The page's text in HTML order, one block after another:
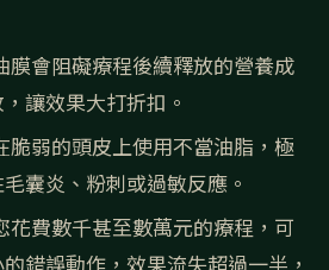
膜會阻礙療程後續釋放的營養成
讓效果大打折扣。
脆弱的頭皮上使用不當油脂，極
囊炎、粉刺或過敏反應。
花費數千甚至數萬元的療程，可
錯誤動作，效果流失超過一半，